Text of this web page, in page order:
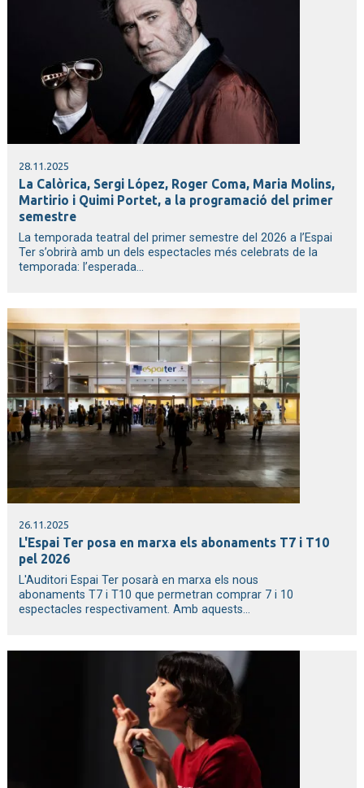
28.11.2025
La Calòrica, Sergi López, Roger Coma, Maria Molins,
Martirio i Quimi Portet, a la programació del primer
semestre
La temporada teatral del primer semestre del 2026 a l’Espai
Ter s’obrirà amb un dels espectacles més celebrats de la
temporada: l’esperada...
26.11.2025
L'Espai Ter posa en marxa els abonaments T7 i T10
pel 2026
L'Auditori Espai Ter posarà en marxa els nous
abonaments T7 i T10 que permetran comprar 7 i 10
espectacles respectivament. Amb aquests...